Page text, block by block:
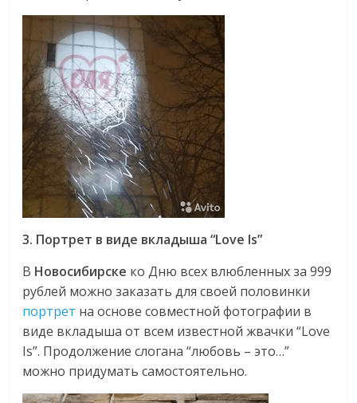
3. Портрет в виде вкладыша “Love Is”
В Новосибирске ко Дню всех влюбленных за 999
рублей можно заказать для своей половинки
портрет на основе совместной фотографии в
виде вкладыша от всем известной жвачки “Love
Is”. Продолжение слогана “любовь – это…”
можно придумать самостоятельно.